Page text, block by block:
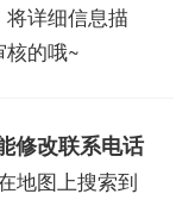
详细信息描
的哦~
修改联系电话
地图上搜索到